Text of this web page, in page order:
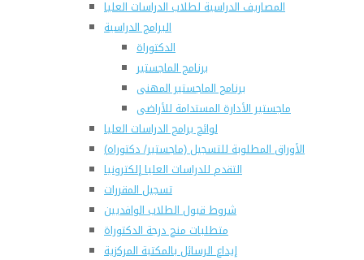
المصاريف الدراسية لطلاب الدراسات العليا
البرامج الدراسية
الدكتوراة
برنامج الماجستير
برنامج الماجستير المهنى
ماجستير الأدارة المستدامة للأراضى
لوائح برامج الدراسات العليا
(الأوراق المطلوبة للتسجيل (ماجستير/ دكتوراه
التقدم للدراسات العليا إلكترونيا
تسجيل المقررات
شروط قبول الطلاب الوافديين
متطلبات منح درجة الدكتوراة
إيداع الرسائل بالمكتبة المركزية